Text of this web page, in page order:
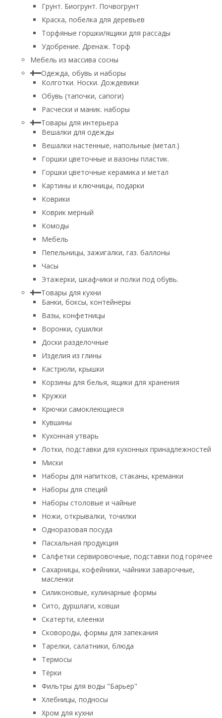
Грунт. Биогрунт. Почвогрунт
Краска, побелка для деревьев
Торфяные горшки/ящики для рассады
Удобрение. Дренаж. Торф
Мебель из массива сосны
Одежда, обувь и наборы
Колготки. Носки. Дождевики
Обувь (тапочки, сапоги)
Расчески и маник. наборы
Товары для интерьера
Вешалки для одежды
Вешалки настенные, напольные (метал.)
Горшки цветочные и вазоны пластик.
Горшки цветочные керамика и метал
Картины и ключницы, подарки
Коврики
Коврик мерный
Комоды
Мебель
Пепельницы, зажигалки, газ. баллоны
Часы
Этажерки, шкафчики и полки под обувь.
Товары для кухни
Банки, боксы, контейнеры
Вазы, конфетницы
Воронки, сушилки
Доски разделочные
Изделия из глины
Кастрюли, крышки
Корзины для белья, ящики для хранения
Кружки
Крючки самоклеющиеся
Кувшины
Кухонная утварь
Лотки, подставки для кухонных принадлежностей
Миски
Наборы для напитков, стаканы, креманки
Наборы для специй
Наборы столовые и чайные
Ножи, открывалки, точилки
Одноразовая посуда
Пасхальная продукция
Салфетки сервировочные, подставки под горячее
Сахарницы, кофейники, чайники заварочные,
масленки
Силиконовые, кулинарные формы
Сито, дуршлаги, ковши
Скатерти, клеенки
Сковороды, формы для запекания
Тарелки, салатники, блюда
Термосы
Тёрки
Фильтры для воды "Барьер"
Хлебницы, подносы
Хром для кухни